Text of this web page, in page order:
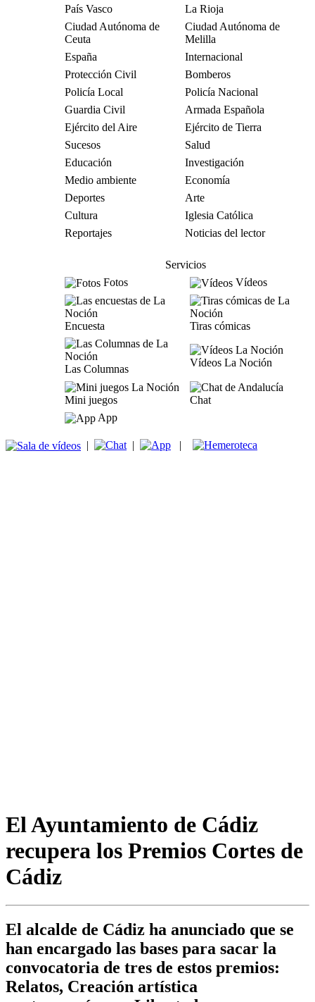
País Vasco
La Rioja
Ciudad Autónoma de
Ceuta
Ciudad Autónoma de
Melilla
España
Internacional
Protección Civil
Bomberos
Policía Local
Policía Nacional
Guardia Civil
Armada Española
Ejército del Aire
Ejército de Tierra
Sucesos
Salud
Educación
Investigación
Medio ambiente
Economía
Deportes
Arte
Cultura
Iglesia Católica
Reportajes
Noticias del lector
Servicios
Fotos
Vídeos
Encuesta Tiras cómicas
Las Columnas
Vídeos La Noción
Mini juegos
Chat
App
| | |
El Ayuntamiento de Cádiz
recupera los Premios Cortes de
Cádiz
El alcalde de Cádiz ha anunciado que se
han encargado las bases para sacar la
convocatoria de tres de estos premios:
Relatos, Creación artística